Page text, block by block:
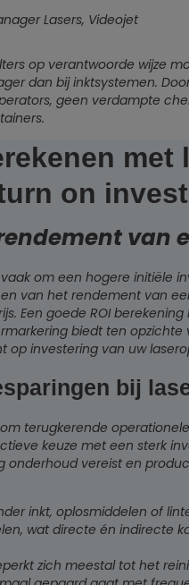
Lasers, Videojet
op verantwoorde wijze
dan bij inktsystemen.
geen verdampte
met
on
van
om een hogere initiële
van het rendement van
Een goede ROI
biedt ten
investering van uw
bij
terugkerende
keuze met een sterk
vereist en
inkt, oplosmiddelen of
wat directe én indirecte
zich meestal tot het